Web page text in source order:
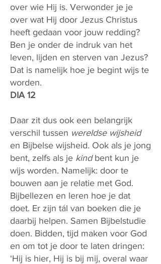
over wie Hij is. Verwonder je je
over wat Hij door Jezus Christus
heeft gedaan voor jouw redding?
Ben je onder de indruk van het
leven, lijden en sterven van Jezus?
Dat is namelijk hoe je begint wijs te
worden.
DIA 12
Daar zit dus ook een belangrijk
verschil tussen wereldse wijsheid
en Bijbelse wijsheid. Ook als je jong
bent, zelfs als je kindbent kun je
wijs worden. Namelijk: door te
bouwen aan je relatie met God.
Bijbellezen en leren hoe je dat
doet. Er zijn tál van boeken die je
daarbij helpen. Samen Bijbelstudie
doen. Bidden, tijd maken voor God
en om tot je door te laten dringen:
‘Hij is hier, Hij is bij mij, overal waar